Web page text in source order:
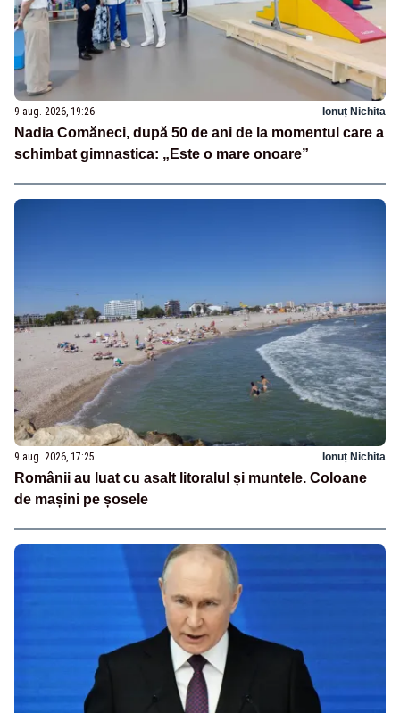
9 aug. 2026, 19:26 Ionuț Nichita
Nadia Comăneci, după 50 de ani de la momentul care a
schimbat gimnastica: „Este o mare onoare”
9 aug. 2026, 17:25 Ionuț Nichita
Românii au luat cu asalt litoralul și muntele. Coloane
de mașini pe șosele